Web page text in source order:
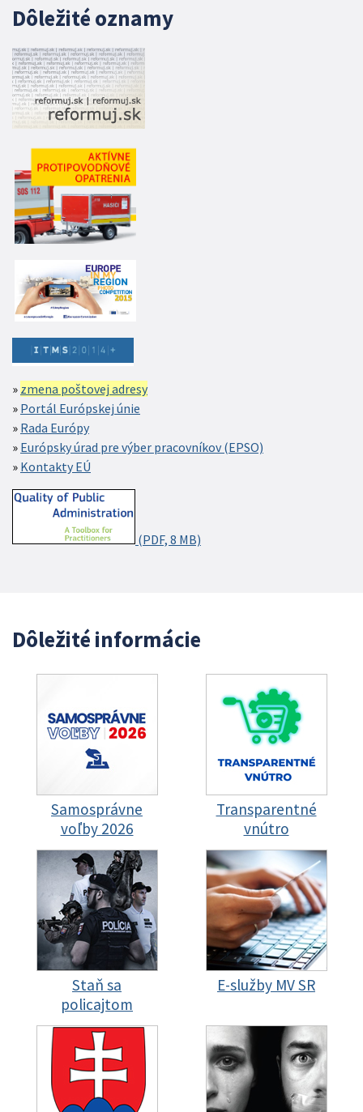
Dôležité oznamy
zmena poštovej adresy
Portál Európskej únie
Rada Európy
Európsky úrad pre výber pracovníkov (EPSO)
Kontakty EÚ
(PDF, 8 MB)
Dôležité informácie
Samosprávne
voľby 2026
Transparentné
vnútro
Staň sa
policajtom
E-služby MV SR